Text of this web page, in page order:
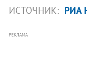
ИСТОЧНИК: РИА
РЕКЛАМА